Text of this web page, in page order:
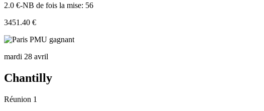
2.0 €-NB de fois la mise: 56
3451.40 €
mardi 28 avril
Chantilly
Réunion 1